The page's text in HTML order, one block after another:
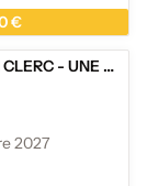
€
- UNE VIE - TOURNÉE
2027